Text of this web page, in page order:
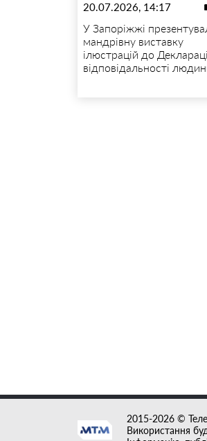
20.07.2026, 14:17
У Запоріжжі
мандрівну виставку
ілюстрацій до
відповідальності
2015-2026 ©
Використання